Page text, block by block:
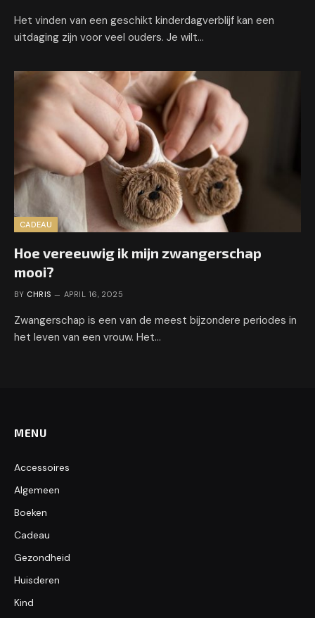
Het vinden van een geschikt kinderdagverblijf kan een
uitdaging zijn voor veel ouders. Je wilt…
CADEAU
Hoe vereeuwig ik mijn zwangerschap
mooi?
BY CHRIS APRIL 16, 2025
Zwangerschap is een van de meest bijzondere periodes in
het leven van een vrouw. Het…
MENU
Accessoires
Algemeen
Boeken
Cadeau
Gezondheid
Huisderen
Kind